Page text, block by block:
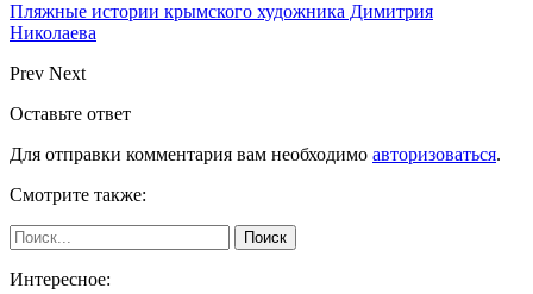
Пляжные истории крымского художника Димитрия
Николаева
Prev Next
Оставьте ответ
Для отправки комментария вам необходимо авторизоваться.
Смотрите также:
Интересное: